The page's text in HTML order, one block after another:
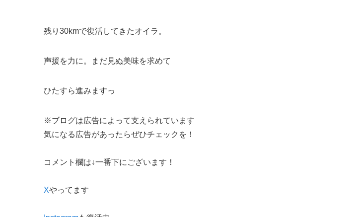
残り30kmで復活してきたオイラ。
声援を力に。まだ見ぬ美味を求めて
ひたすら進みますっ
※ブログは広告によって支えられています
気になる広告があったらぜひチェックを！
コメント欄は↓一番下にございます！
Xやってます